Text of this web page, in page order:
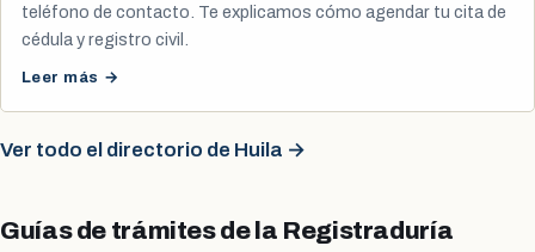
teléfono de contacto. Te explicamos cómo agendar tu cita de
cédula y registro civil.
Leer más →
Ver todo el directorio de Huila →
Guías de trámites de la Registraduría